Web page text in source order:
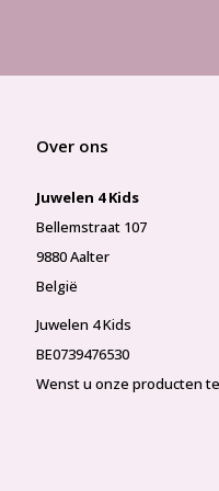
Over ons
Juwelen 4 Kids
Bellemstraat 107
9880 Aalter
België
Juwelen 4 Kids
BE0739476530
Wenst u onze producten